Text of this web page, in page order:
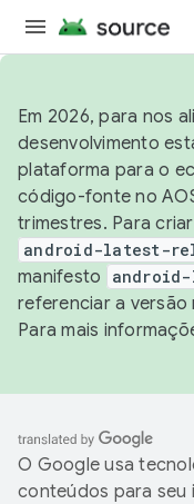
Em 2026, para nos
desenvolvimento
plataforma para o
código-fonte no
trimestres. Para
android-latest-
manifesto
referenciar a versão
Para mais
O Google usa
conteúdos para seu